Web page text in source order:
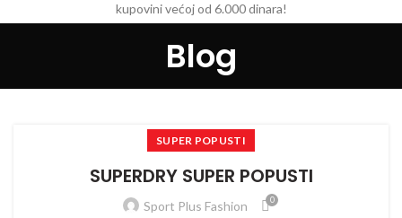
kupovini većoj od 6.000 dinara!
Blog
SUPER POPUSTI
SUPERDRY SUPER POPUSTI
Sport Plus Fashion 0